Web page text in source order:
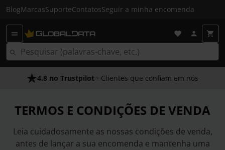
BlogMarcasSuporteContatosSeguir a minha encomenda
4.8 no Trustpilot - Clientes que confiam em nós
TERMOS E CONDIÇÕES DE VENDA
Leia cuidadosamente as nossas condições de venda,
antes de lançar a sua encomenda e mantenha uma